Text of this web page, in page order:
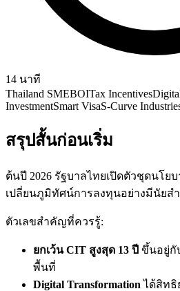
14 นาที
Thailand SMEBOITax Incentives
InvestmentSmart VisaS-Curve
สรุปสั้นก่อนเริ่ม
ต้นปี 2026 รัฐบาลไทยเปิดตัวชุดนโย
เปลี่ยนภูมิทัศน์การลงทุนอย่างมีนัยส
ตัวเลขสำคัญที่ควรรู้:
ยกเว้น CIT สูงสุด 13 ปี ขึ้นอยู่กั
พื้นที่
Digital Transformation ได้สิทธิ